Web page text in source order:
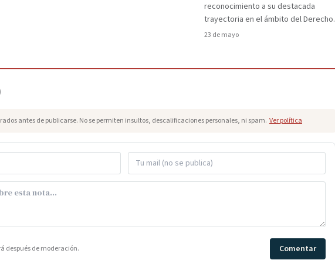
reconocimiento a su destacada
trayectoria en el ámbito del Derecho.
23 de mayo
antes de publicarse. No se permiten insultos, descalificaciones personales, ni spam. Ver política
después de moderación. Comentar